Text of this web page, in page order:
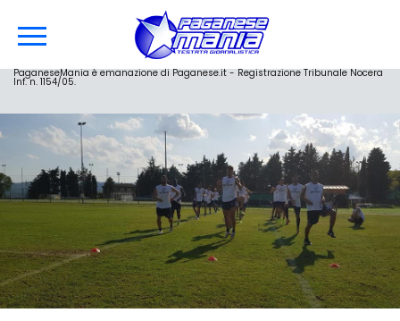
PaganeseMania è emanazione di Paganese.it - Registrazione Tribunale Nocera
Inf. n. 1154/05.